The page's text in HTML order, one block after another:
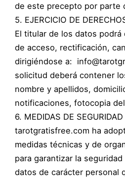
de este precepto por parte
5. EJERCICIO DE
El titular de los datos
de acceso, rectificación,
dirigiéndose a:
solicitud deberá contener
nombre y apellidos,
notificaciones, fotocopia
6. MEDIDAS DE SEGURIDAD
tarotgratisfree.com ha
medidas técnicas y de
para garantizar la
datos de carácter personal